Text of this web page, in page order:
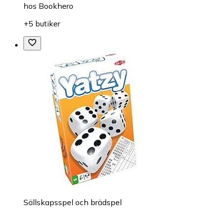
hos Bookhero
+5 butiker
Sällskapsspel och brädspel